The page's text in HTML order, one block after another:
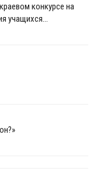
конкурсе на
учащихся…